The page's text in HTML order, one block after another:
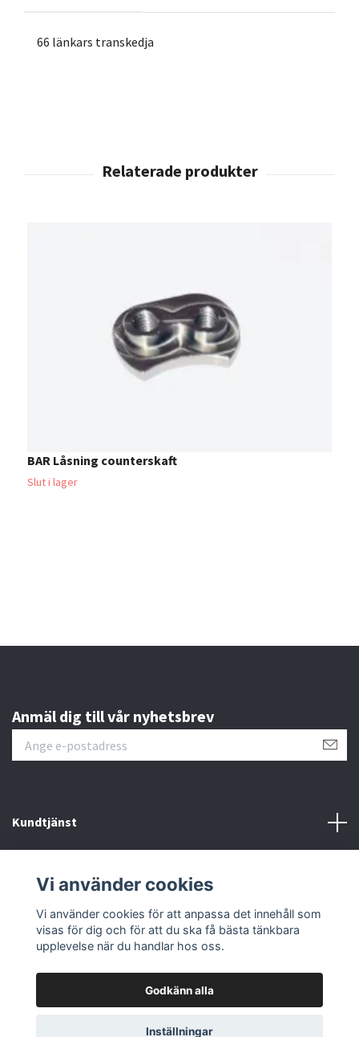
66 länkars transkedja
BAR Låsning counterskaft
Slut i lager
Anmäl dig till vår nyhetsbrev
Kundtjänst
Sociala medier
© 2026 FmotoPowered by Quickbutik
Vi använder cookies
Vi använder cookies för att anpassa det innehåll som
visas för dig och för att du ska få bästa tänkbara
upplevelse när du handlar hos oss.
Godkänn alla
Inställningar